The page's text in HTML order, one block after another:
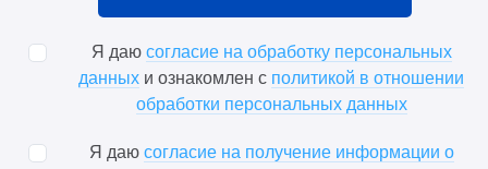
Я даю согласие на обработку персональных
данных и ознакомлен с политикой в отношении
обработки персональных данных
Я даю согласие на получение информации о